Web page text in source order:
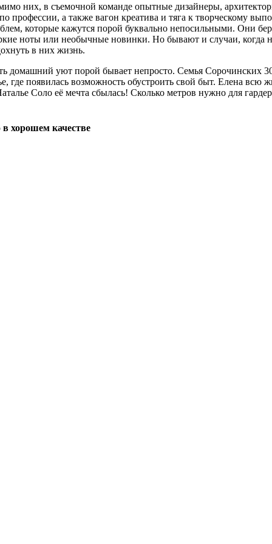
них, в съемочной команде опытные дизайнеры,
а также вагон креатива и тяга к творческому
которые кажутся порой буквально непосильными. Они
ноты или необычные новинки. Но бывают и случаи, когда
в них жизнь.
домашний уют порой бывает непросто. Семья Сорочинских
где появилась возможность обустроить свой быт. Елена всю
Соло её мечта сбылась! Сколько метров нужно для
хорошем качестве